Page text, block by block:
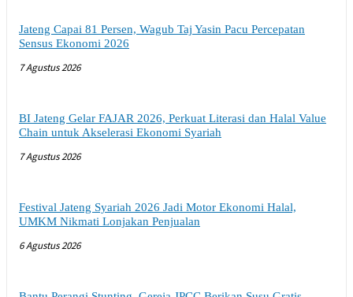
Jateng Capai 81 Persen, Wagub Taj Yasin Pacu Percepatan
Sensus Ekonomi 2026
7 Agustus 2026
BI Jateng Gelar FAJAR 2026, Perkuat Literasi dan Halal Value
Chain untuk Akselerasi Ekonomi Syariah
7 Agustus 2026
Festival Jateng Syariah 2026 Jadi Motor Ekonomi Halal,
UMKM Nikmati Lonjakan Penjualan
6 Agustus 2026